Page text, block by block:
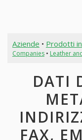
Aziende • Prodotti
Companies• Leather
DATI
FAX,